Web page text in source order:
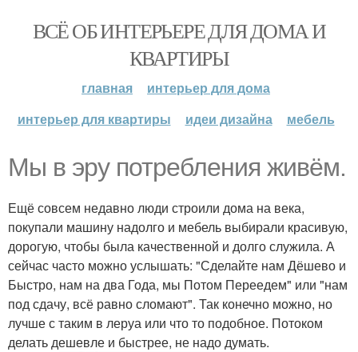
ВСЁ ОБ ИНТЕРЬЕРЕ ДЛЯ ДОМА И
КВАРТИРЫ
главная
интерьер для дома
интерьер для квартиры
идеи дизайна мебель
Мы в эру потребления живём.
Ещё совсем недавно люди строили дома на века,
покупали машину надолго и мебель выбирали красивую,
дорогую, чтобы была качественной и долго служила. А
сейчас часто можно услышать: "Сделайте нам Дёшево и
Быстро, нам на два Года, мы Потом Переедем" или "нам
под сдачу, всё равно сломают". Так конечно можно, но
лучше с таким в леруа или что то подобное. Потоком
делать дешевле и быстрее, не надо думать.